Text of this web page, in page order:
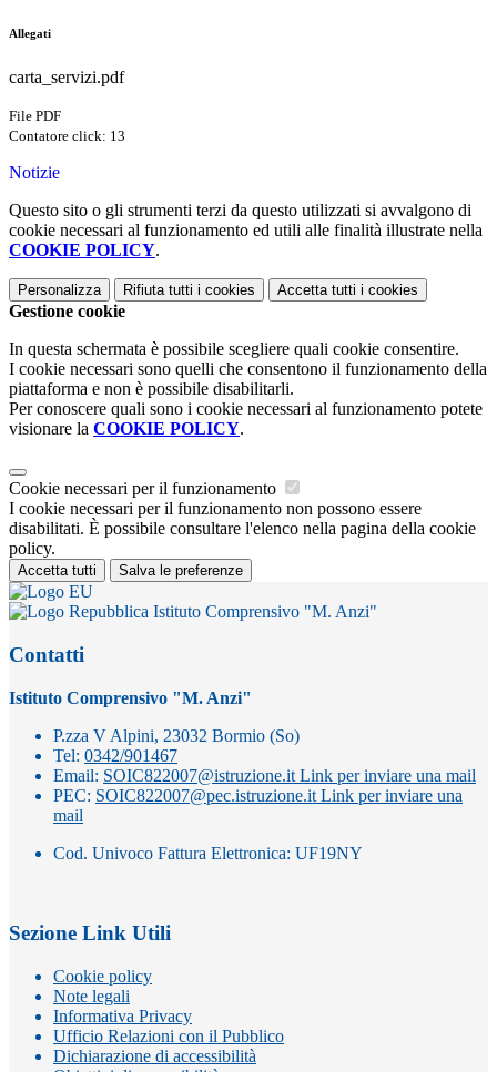
Allegati
carta_servizi.pdf
File PDF
Contatore click: 13
Notizie
Questo sito o gli strumenti terzi da questo utilizzati si avvalgono di
cookie necessari al funzionamento ed utili alle finalità illustrate nella
COOKIE POLICY.
Personalizza Rifiuta tutti i cookies Accetta tutti i cookies
Gestione cookie
In questa schermata è possibile scegliere quali cookie consentire.
I cookie necessari sono quelli che consentono il funzionamento della
piattaforma e non è possibile disabilitarli.
Per conoscere quali sono i cookie necessari al funzionamento potete
visionare la COOKIE POLICY.
Cookie necessari per il funzionamento
I cookie necessari per il funzionamento non possono essere
disabilitati. È possibile consultare l'elenco nella pagina della cookie
policy.
Accetta tutti Salva le preferenze
Istituto Comprensivo "M. Anzi"
Contatti
Istituto Comprensivo "M. Anzi"
P.zza V Alpini, 23032 Bormio (So)
Tel: 0342/901467
Email: SOIC822007@istruzione.it Link per inviare una mail
PEC: SOIC822007@pec.istruzione.it Link per inviare una
mail
Cod. Univoco Fattura Elettronica: UF19NY
Sezione Link Utili
Cookie policy
Note legali
Informativa Privacy
Ufficio Relazioni con il Pubblico
Dichiarazione di accessibilità